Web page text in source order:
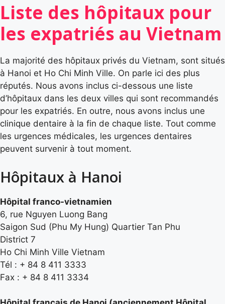
Liste des hôpitaux pour
les expatriés au Vietnam
La majorité des hôpitaux privés du Vietnam, sont situés
à Hanoi et Ho Chi Minh Ville. On parle ici des plus
réputés. Nous avons inclus ci-dessous une liste
d’hôpitaux dans les deux villes qui sont recommandés
pour les expatriés. En outre, nous avons inclus une
clinique dentaire à la fin de chaque liste. Tout comme
les urgences médicales, les urgences dentaires
peuvent survenir à tout moment.
Hôpitaux à Hanoi
Hôpital franco-vietnamien
6, rue Nguyen Luong Bang
Saigon Sud (Phu My Hung) Quartier Tan Phu
District 7
Ho Chi Minh Ville Vietnam
Tél : + 84 8 411 3333
Fax : + 84 8 411 3334